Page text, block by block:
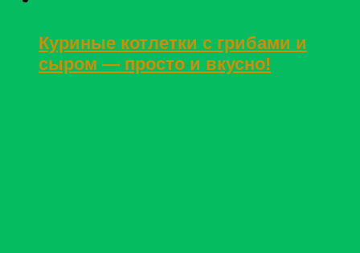
Куриные котлетки с грибами и
сыром — просто и вкусно!